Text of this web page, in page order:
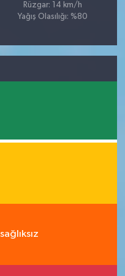
Rüzgar: 14 km/h
Yağış Olasılığı: %80